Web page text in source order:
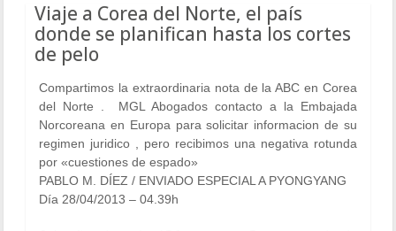
Viaje a Corea del Norte, el país
donde se planifican hasta los cortes
de pelo
Compartimos la extraordinaria nota de la ABC en Corea
del Norte . MGL Abogados contacto a la Embajada
Norcoreana en Europa para solicitar informacion de su
regimen juridico , pero recibimos una negativa rotunda
por «cuestiones de espado»
PABLO M. DÍEZ / ENVIADO ESPECIAL A PYONGYANG
Día 28/04/2013 – 04.39h